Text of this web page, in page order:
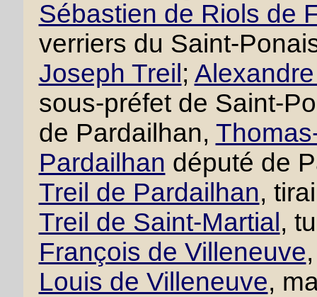
Sébastien de Riols de
verriers du Saint-
Joseph Treil ;
sous-préfet de Saint-
de Pardailhan,
Pardailhan député de
Treil de Pardailhan,
Treil de Saint-Martial ,
François de Villeneuve
Louis de Villeneuve,